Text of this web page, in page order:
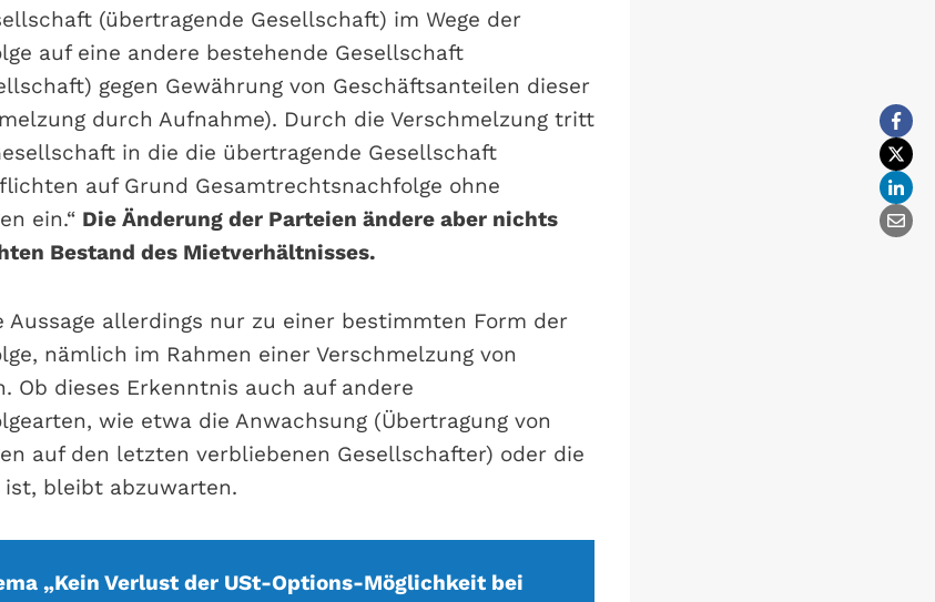
(übertragende Gesellschaft) im Wege der
auf eine andere bestehende Gesellschaft
gegen Gewährung von Geschäftsanteilen dieser
durch Aufnahme). Durch die Verschmelzung tritt
in die die übertragende Gesellschaft
auf Grund Gesamtrechtsnachfolge ohne
ein.“ Die Änderung der Parteien ändere aber nichts
Bestand des Mietverhältnisses.
Aussage allerdings nur zu einer bestimmten Form der
nämlich im Rahmen einer Verschmelzung von
Ob dieses Erkenntnis auch auf andere
wie etwa die Anwachsung (Übertragung von
auf den letzten verbliebenen Gesellschafter) oder die
ist, bleibt abzuwarten.
„Kein Verlust der USt-Options-Möglichkeit bei